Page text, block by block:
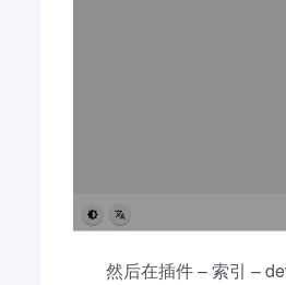
然后在插件 – 索引 –